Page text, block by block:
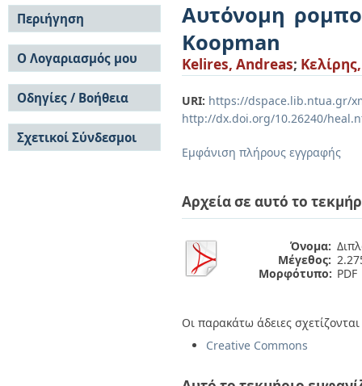
Αυτόνομη
Koopman
Kelires, Andreas;
URI: https://dspace.lib.ntua.gr/
http://dx.doi.org/10.26240/
Εμφάνιση πλήρους εγγραφής
Αρχεία σε αυτό το
Όνομα:
Μέγεθος:
Μορφότυπο: PDF
Οι παρακάτω άδειες
Creative Commons
Περιήγηση
Σε όλο το DSpace
Κοινότητες & Συλλογές
Ανά Ημερομηνία
Έκδοσης
Συγγραφείς
Τίτλοι
Θέματα
Ο Λογαριασμός μου
Σύνδεση
Εγγραφή
Οδηγίες / Βοήθεια
Οδηγίες Υποβολής
Οδηγίες Χρήσης ΙΑ
Συχνές Ερωτήσεις
Σχετικοί Σύνδεσμοι